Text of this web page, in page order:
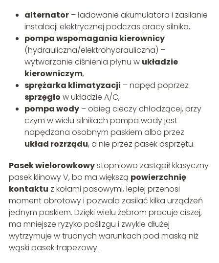
alternator– ładowanie akumulatora i zasilanie
instalacji elektrycznej podczas pracy silnika,
pompa wspomagania kierownicy
(hydrauliczna/elektrohydrauliczna) –
wytwarzanie ciśnienia płynu w układzie
kierowniczym,
sprężarka klimatyzacji – napęd poprzez
sprzęgło w układzie A/C,
pompa wody– obieg cieczy chłodzącej, przy
czym w wielu silnikach pompa wody jest
napędzana osobnym paskiem albo przez
układ rozrządu, a nie przez pasek osprzętu.
Pasek wielorowkowystopniowo zastąpił klasyczny
pasek klinowy V, bo ma większą powierzchnię
kontaktu z kołami pasowymi, lepiej przenosi
moment obrotowy i pozwala zasilać kilka urządzeń
jednym paskiem. Dzięki wielu żebrom pracuje ciszej,
ma mniejsze ryzyko poślizgu i zwykle dłużej
wytrzymuje w trudnych warunkach pod maską niż
wąski pasek trapezowy.